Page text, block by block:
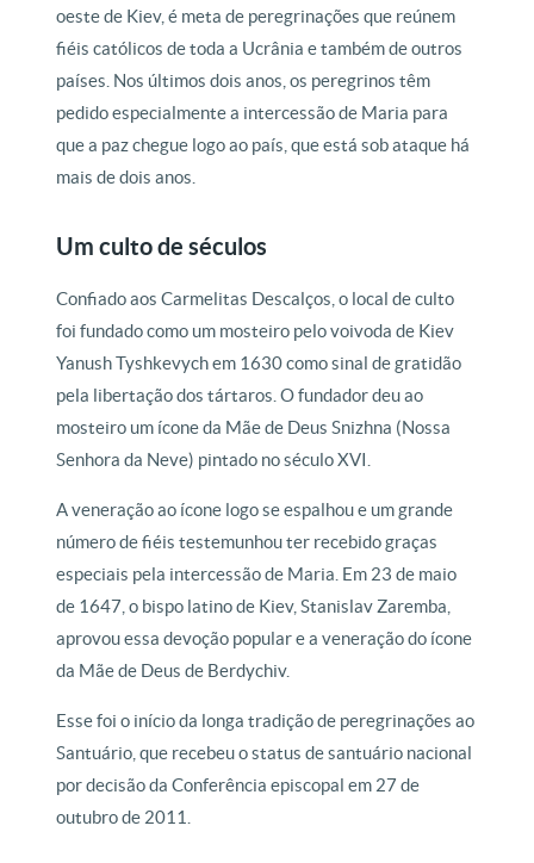
oeste de Kiev, é meta de peregrinações que reúnem
fiéis católicos de toda a Ucrânia e também de outros
países. Nos últimos dois anos, os peregrinos têm
pedido especialmente a intercessão de Maria para
que a paz chegue logo ao país, que está sob ataque há
mais de dois anos.
Um culto de séculos
Confiado aos Carmelitas Descalços, o local de culto
foi fundado como um mosteiro pelo voivoda de Kiev
Yanush Tyshkevych em 1630 como sinal de gratidão
pela libertação dos tártaros. O fundador deu ao
mosteiro um ícone da Mãe de Deus Snizhna (Nossa
Senhora da Neve) pintado no século XVI.
A veneração ao ícone logo se espalhou e um grande
número de fiéis testemunhou ter recebido graças
especiais pela intercessão de Maria. Em 23 de maio
de 1647, o bispo latino de Kiev, Stanislav Zaremba,
aprovou essa devoção popular e a veneração do ícone
da Mãe de Deus de Berdychiv.
Esse foi o início da longa tradição de peregrinações ao
Santuário, que recebeu o status de santuário nacional
por decisão da Conferência episcopal em 27 de
outubro de 2011.